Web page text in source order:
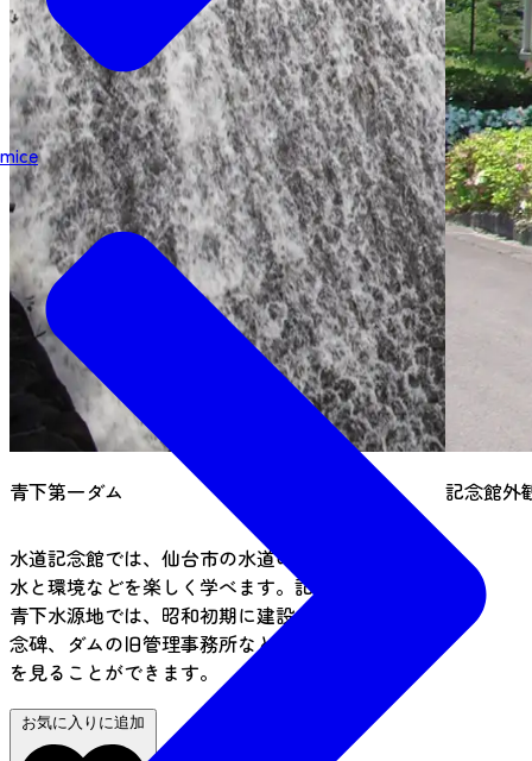
mice
青下第一ダム 記念館外
水道記念館では、仙台市の水道の歴史やしくみ、
水と環境などを楽しく学べます。記念館の周囲の
青下水源地では、昭和初期に建設されたダムや記
念碑、ダムの旧管理事務所など、多くの歴史遺産
を見ることができます。
お気に入りに追加